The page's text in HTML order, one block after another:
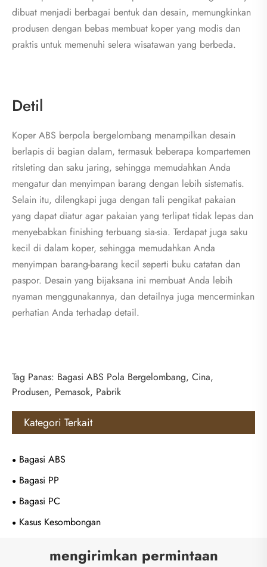
dibuat menjadi berbagai bentuk dan desain, memungkinkan
produsen dengan bebas membuat koper yang modis dan
praktis untuk memenuhi selera wisatawan yang berbeda.
Detil
Koper ABS berpola bergelombang menampilkan desain
berlapis di bagian dalam, termasuk beberapa kompartemen
ritsleting dan saku jaring, sehingga memudahkan Anda
mengatur dan menyimpan barang dengan lebih sistematis.
Selain itu, dilengkapi juga dengan tali pengikat pakaian
yang dapat diatur agar pakaian yang terlipat tidak lepas dan
menyebabkan finishing terbuang sia-sia. Terdapat juga saku
kecil di dalam koper, sehingga memudahkan Anda
menyimpan barang-barang kecil seperti buku catatan dan
paspor. Desain yang bijaksana ini membuat Anda lebih
nyaman menggunakannya, dan detailnya juga mencerminkan
perhatian Anda terhadap detail.
Tag Panas: Bagasi ABS Pola Bergelombang, Cina,
Produsen, Pemasok, Pabrik
Kategori Terkait
Bagasi ABS
Bagasi PP
Bagasi PC
Kasus Kesombongan
mengirimkan permintaan